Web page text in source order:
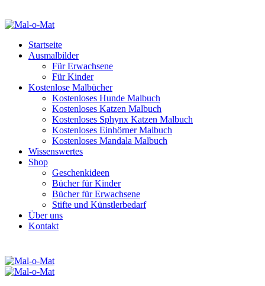
Startseite
Ausmalbilder
Für Erwachsene
Für Kinder
Kostenlose Malbücher
Kostenloses Hunde Malbuch
Kostenloses Katzen Malbuch
Kostenloses Sphynx Katzen Malbuch
Kostenloses Einhörner Malbuch
Kostenloses Mandala Malbuch
Wissenswertes
Shop
Geschenkideen
Bücher für Kinder
Bücher für Erwachsene
Stifte und Künstlerbedarf
Über uns
Kontakt